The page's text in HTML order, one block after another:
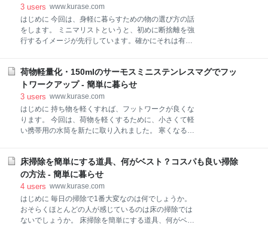
てきました。 でも先日、ふっと気が付いたんです。 そ
の数万円が詰まった段ボール、中身はすべて「布」だ
ということです。 服だと思うと「当然の支出」という
気になります。 でも「しょせんは布」という視点で見
物をに買い替える 流行おくれの衣類は断捨離する とい
うような世間の価値基準に沿った結果なのです。 実際
は、最近の衣類は丈夫です。 だからヘビロテしてい
3 users www.kurase.com
はじめに 今回は、身軽に暮らすための物の選び方の話
をします。 ミニマリストというと、初めに断捨離を強
行するイメージが先行しています。確かにそれは有用
より小さいもの より軽いもの よりシンプル性能のもの
コスパがよいもの 長く使えるもの を選ぶことです。そ
れでは1つずつ説明します。 もくじ はじめに もくじ
より小さいもの より軽いもの 小さいもの選ぶと楽でき
るもの シンプル性能のもの コスパがよいもの 長く使
えるもの 流行のサイクルが長い10種類の衣類 さいご
は、成人3人家族ですが、炊飯器は3合炊きを使ってい
ます。昨年、在宅勤務の影響で5合炊きを買ったので
すが、すぐにギブアップしました。 一
荷物軽量化・150mlのサーモスミニステンレスマグでフッ
トワークアップ - 簡単に暮らせ
3 users www.kurase.com
はじめに 持ち物を軽くすれば、フットワークが良くな
ります。 今回は、荷物を軽くするために、小さくて軽
い携帯用の水筒を新たに取り入れました。 寒くなる
量化 これまで、短時間の外出では200mlの水筒を使っ
ていました。 今回は、それより小さくて軽い150mlの
水筒を導入。 実は数年前にも、同じ容量の水筒を買っ
たことがあります。 けれども、当時は有名メーカーの
水筒の販売がありませんでした。それで無名メーカー
の水筒をやむなく買いました。その内側の素材があま
床掃除を簡単にする道具、何がベスト？コスパも良い掃除
の方法 - 簡単に暮らせ
4 users www.kurase.com
はじめに 毎日の掃除で1番大変なのは何でしょうか。
おそらくほとんどの人が感じているのは床の掃除では
ないでしょうか。 床掃除を簡単にする道具、何がベス